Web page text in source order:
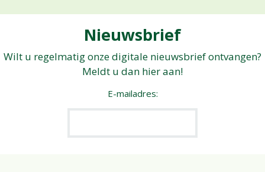
Nieuwsbrief
Wilt u regelmatig onze digitale nieuwsbrief ontvangen?
Meldt u dan hier aan!
E-mailadres: